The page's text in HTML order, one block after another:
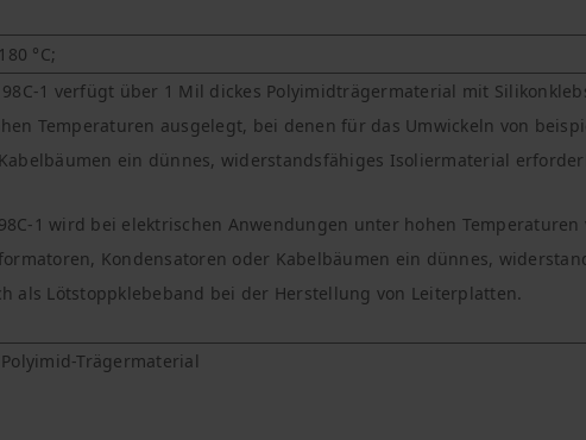
°C;
1 verfügt über 1 Mil dickes Polyimidträgermaterial mit
Temperaturen ausgelegt, bei denen für das Umwickeln von
ein dünnes, widerstandsfähiges Isoliermaterial
1 wird bei elektrischen Anwendungen unter hohen
Kondensatoren oder Kabelbäumen ein dünnes,
als Lötstoppklebeband bei der Herstellung von Leiterplatten.
Trägermaterial